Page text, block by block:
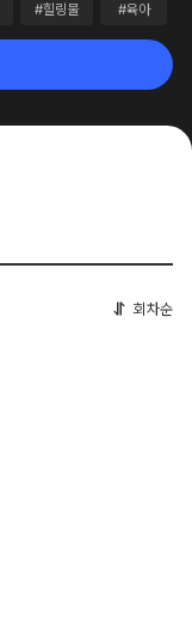
#힐링물 #육아
회차순